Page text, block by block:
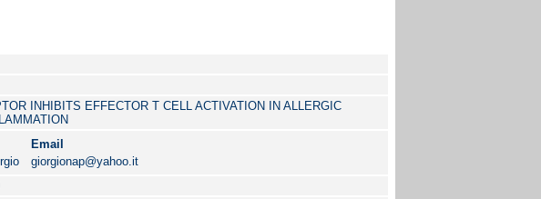
INHIBITS EFFECTOR T CELL ACTIVATION IN ALLERGIC
Email
giorgionap@yahoo.it